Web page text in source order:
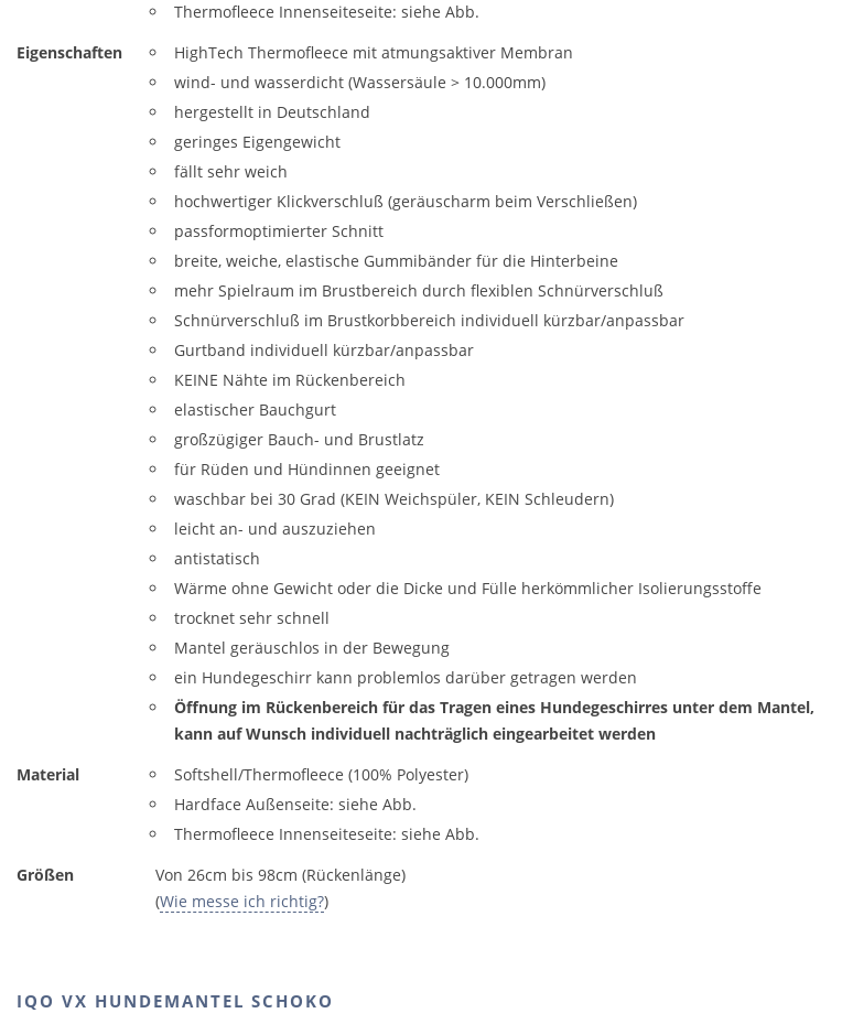
Thermofleece Innenseiteseite: siehe Abb.
Eigenschaften
HighTech Thermofleece mit atmungsaktiver Membran
wind- und wasserdicht (Wassersäule > 10.000mm)
hergestellt in Deutschland
geringes Eigengewicht
fällt sehr weich
hochwertiger Klickverschluß (geräuscharm beim Verschließen)
passformoptimierter Schnitt
breite, weiche, elastische Gummibänder für die Hinterbeine
mehr Spielraum im Brustbereich durch flexiblen Schnürverschluß
Schnürverschluß im Brustkorbbereich individuell kürzbar/anpassbar
Gurtband individuell kürzbar/anpassbar
KEINE Nähte im Rückenbereich
elastischer Bauchgurt
großzügiger Bauch- und Brustlatz
für Rüden und Hündinnen geeignet
waschbar bei 30 Grad (KEIN Weichspüler, KEIN Schleudern)
leicht an- und auszuziehen
antistatisch
Wärme ohne Gewicht oder die Dicke und Fülle herkömmlicher Isolierungsstoffe
trocknet sehr schnell
Mantel geräuschlos in der Bewegung
ein Hundegeschirr kann problemlos darüber getragen werden
Öffnung im Rückenbereich für das Tragen eines Hundegeschirres unter dem Mantel,
kann auf Wunsch individuell nachträglich eingearbeitet werden
Material
Softshell/Thermofleece (100% Polyester)
Hardface Außenseite: siehe Abb.
Thermofleece Innenseiteseite: siehe Abb.
Größen
Von 26cm bis 98cm (Rückenlänge)
(Wie messe ich richtig?)
IQO VX HUNDEMANTEL SCHOKO